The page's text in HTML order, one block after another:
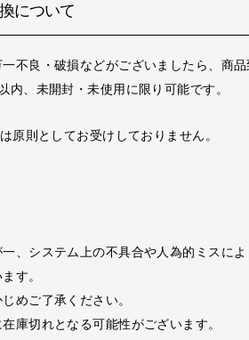
について
不良・破損などがございましたら、商
、未開封・未使用に限り可能です。
原則としてお受けしておりません。
、システム上の不具合や人為的ミスに
す。
めご了承ください。
庫切れとなる可能性がございます。